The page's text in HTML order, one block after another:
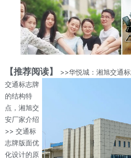
【推荐阅读】 >>华悦城：湘旭交通
交通标志牌
的结构特
点，湘旭交
安厂家介绍
>> 交通标
志牌版面优
化设计的原